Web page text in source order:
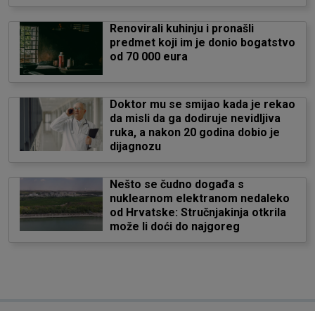
Renovirali kuhinju i pronašli
predmet koji im je donio bogatstvo
od 70 000 eura
Doktor mu se smijao kada je rekao
da misli da ga dodiruje nevidljiva
ruka, a nakon 20 godina dobio je
dijagnozu
Nešto se čudno događa s
nuklearnom elektranom nedaleko
od Hrvatske: Stručnjakinja otkrila
može li doći do najgoreg